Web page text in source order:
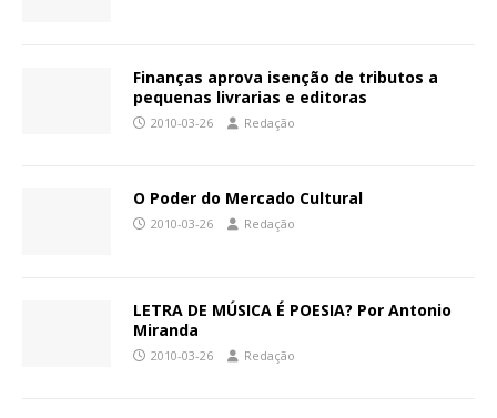
Finanças aprova isenção de tributos a
pequenas livrarias e editoras
2010-03-26 Redação
O Poder do Mercado Cultural
2010-03-26 Redação
LETRA DE MÚSICA É POESIA? Por Antonio
Miranda
2010-03-26 Redação